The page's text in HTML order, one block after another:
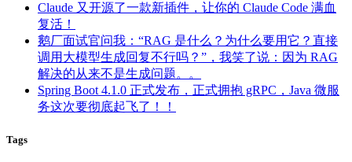
Claude 又开源了一款新插件，让你的 Claude Code 满血
复活！
鹅厂面试官问我：“RAG 是什么？为什么要用它？直接
调用大模型生成回复不行吗？”，我笑了说：因为 RAG
解决的从来不是生成问题。。
Spring Boot 4.1.0 正式发布，正式拥抱 gRPC，Java 微服
务这次要彻底起飞了！！
Tags